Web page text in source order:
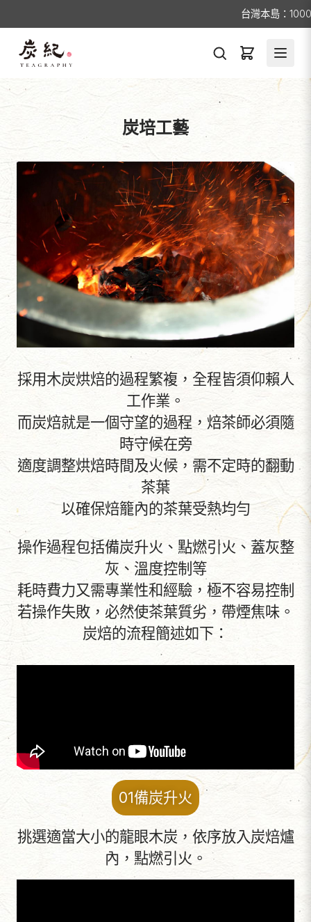
台灣本島：1000元免運/離
炭培工藝
採用木炭烘焙的過程繁複，全程皆須仰賴人
工作業。
而炭焙就是一個守望的過程，焙茶師必須隨
時守候在旁
適度調整烘焙時間及火候，需不定時的翻動
茶葉
以確保焙籠內的茶葉受熱均勻
操作過程包括備炭升火、點燃引火、蓋灰整
灰、溫度控制等
耗時費力又需專業性和經驗，極不容易控制
若操作失敗，必然使茶葉質劣，帶煙焦味。
炭焙的流程簡述如下：
01備炭升火
挑選適當大小的龍眼木炭，依序放入炭焙爐
內，點燃引火。